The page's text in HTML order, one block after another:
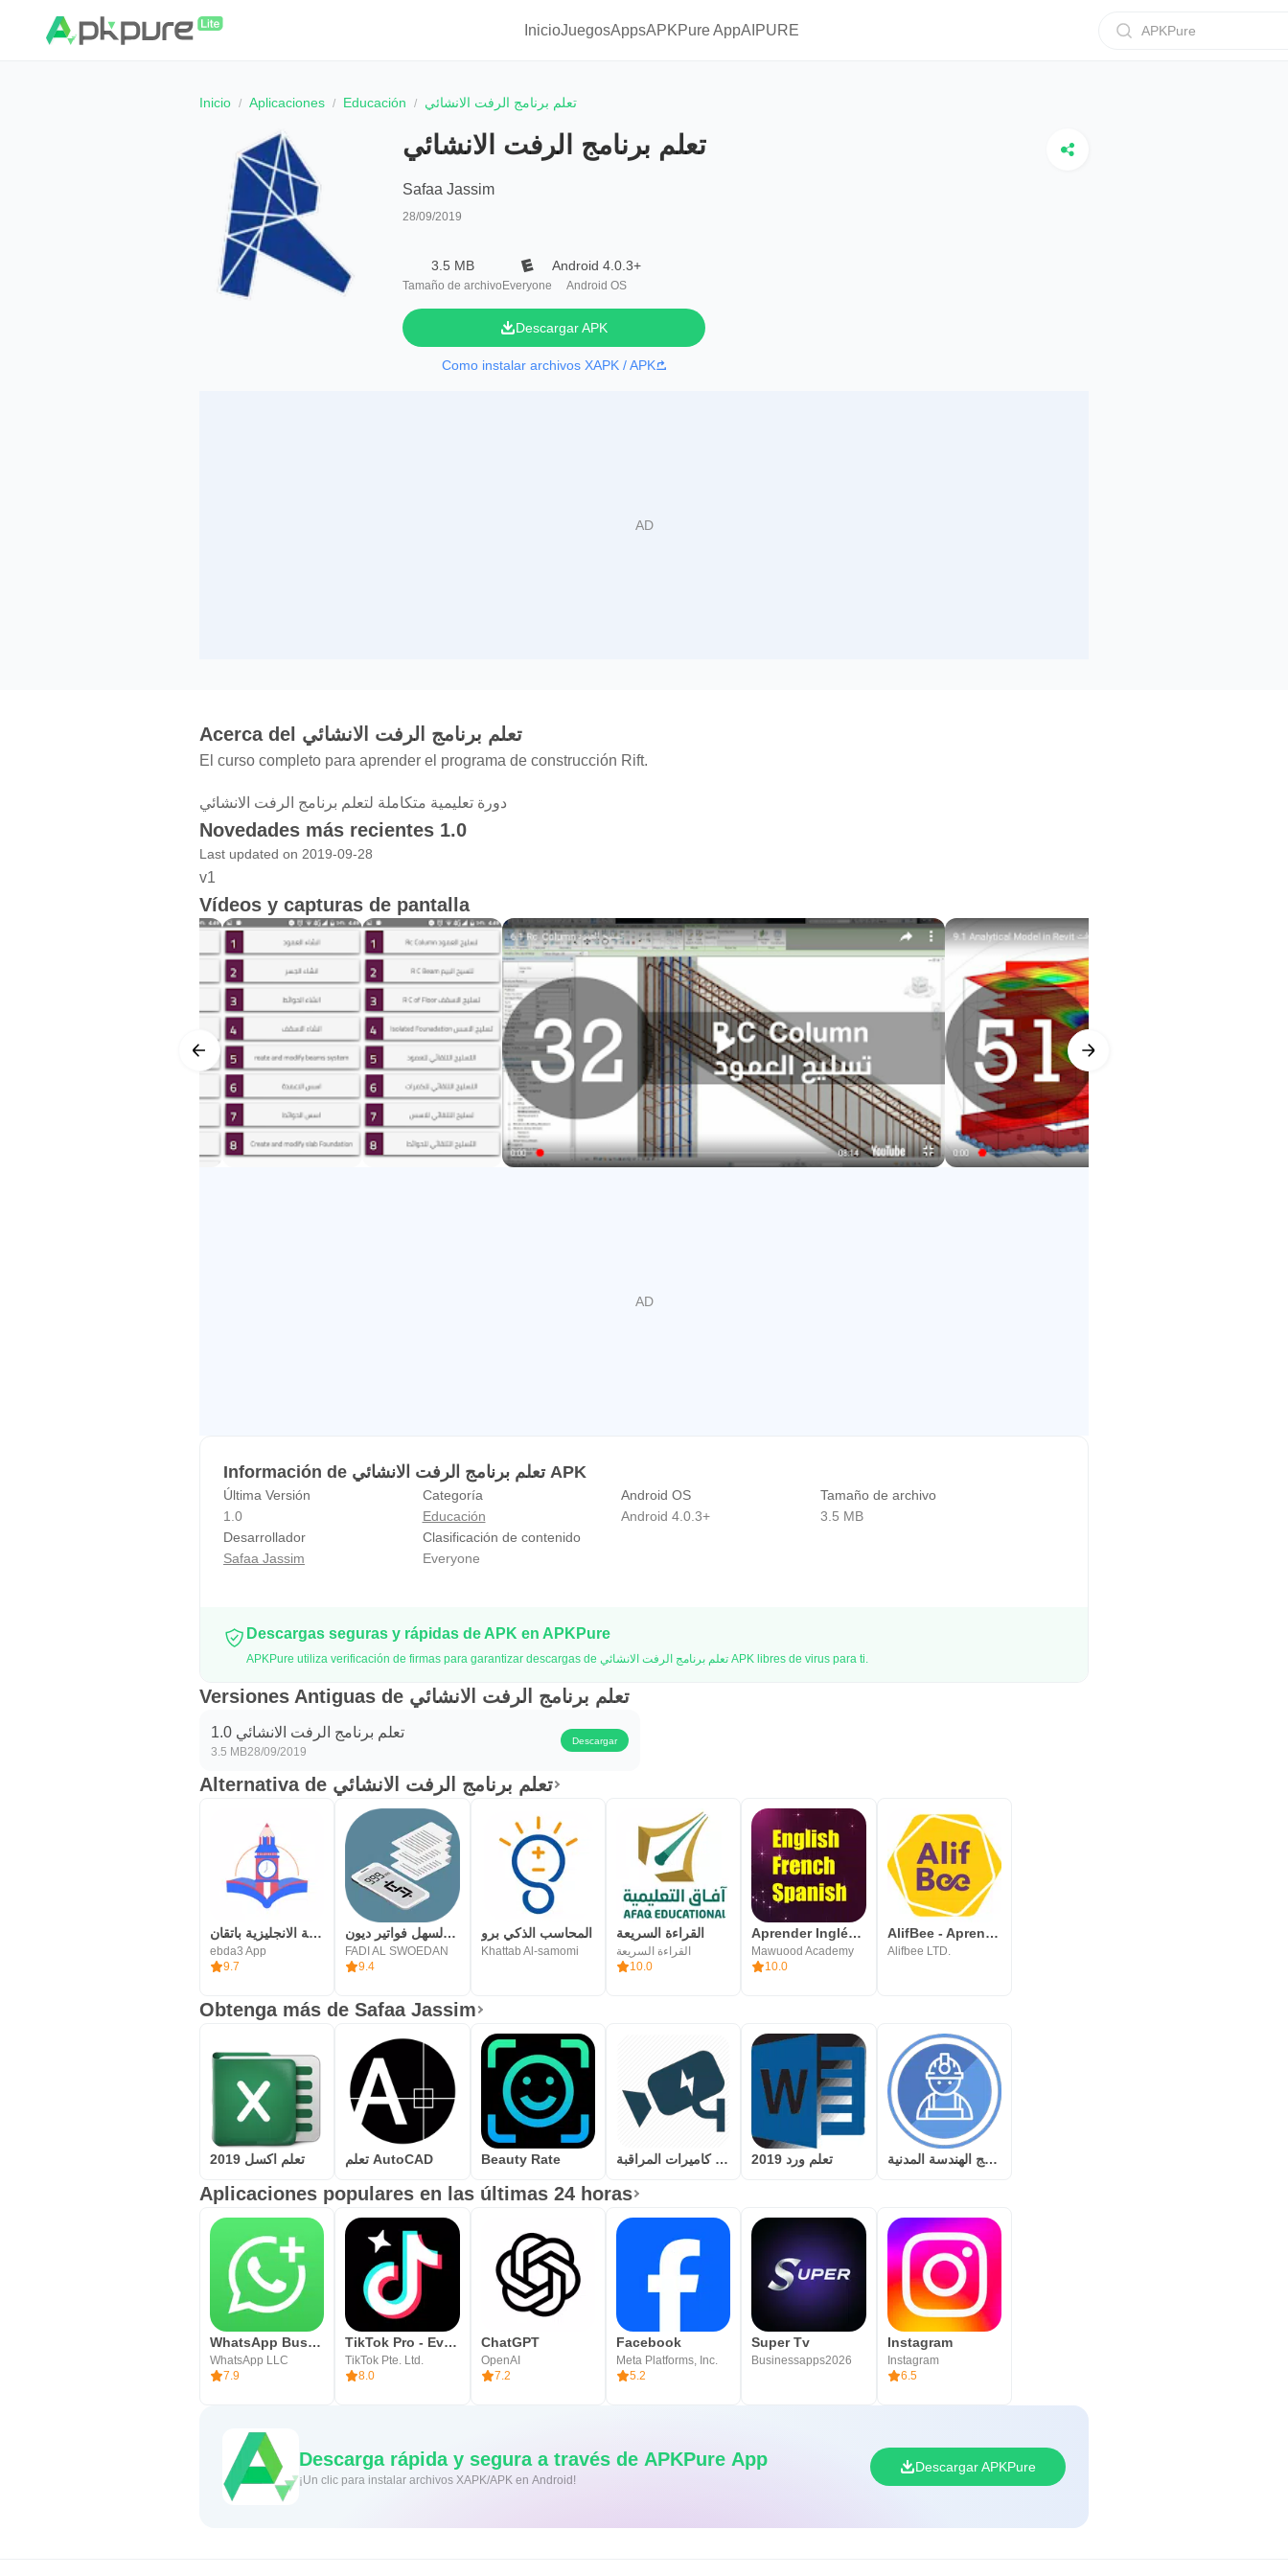
InicioJuegosAppsAPKPure AppAIPURE APKPure
Inicio Aplicaciones Educación تعلم برنامج الرفت الانشائي
تعلم برنامج الرفت الانشائي
Safaa Jassim
28/09/2019
3.5 MB
Tamaño de archivo Everyone
Android 4.0.3+
Android OS
Descargar APK
Como instalar archivos XAPK / APK
Acerca del تعلم برنامج الرفت الانشائي
El curso completo para aprender el programa de construcción Rift.
دورة تعليمية متكاملة لتعلم برنامج الرفت الانشائي
Novedades más recientes 1.0
Last updated on 2019-09-28
v1
Vídeos y capturas de pantalla
Información de تعلم برنامج الرفت الانشائي APK
Última Versión
1.0
Categoría
Educación
Android OS
Android 4.0.3+
Tamaño de archivo
3.5 MB
Desarrollador
Safaa Jassim
Clasificación de contenido
Everyone
Descargas seguras y rápidas de APK en APKPure
APKPure utiliza verificación de firmas para garantizar descargas de تعلم برنامج الرفت الانشائي APK libres de virus para ti.
Versiones Antiguas de تعلم برنامج الرفت الانشائي
تعلم برنامج الرفت الانشائي 1.0
3.5 MB28/09/2019
Descargar
Alternativa de تعلم برنامج الرفت الانشائي
تعلم اللغة الانجليزية باتقان
ebda3 App
9.7
المحاسب السهل فواتير ديون
FADI AL SWOEDAN
9.4
المحاسب الذكي برو
Khattab Al-samomi
القراءة السريعة
القراءة السريعة
10.0
Aprender Inglés gratis
Mawuood Academy
10.0
AlifBee - Aprende Árabe
Alifbee LTD.
Obtenga más de Safaa Jassim
تعلم اكسل 2019 تعلم AutoCAD Beauty Rate احترف كاميرات المراقبة تعلم ورد 2019 برامج الهندسة المدنية
Aplicaciones populares en las últimas 24 horas
WhatsApp Business
WhatsApp LLC
7.9
TikTok Pro - Events
TikTok Pte. Ltd.
8.0
ChatGPT
OpenAI
7.2
Facebook
Meta Platforms, Inc.
5.2
Super Tv
Businessapps2026
Instagram
Instagram
6.5
Descarga rápida y segura a través de APKPure App
¡Un clic para instalar archivos XAPK/APK en Android!
Descargar APKPure